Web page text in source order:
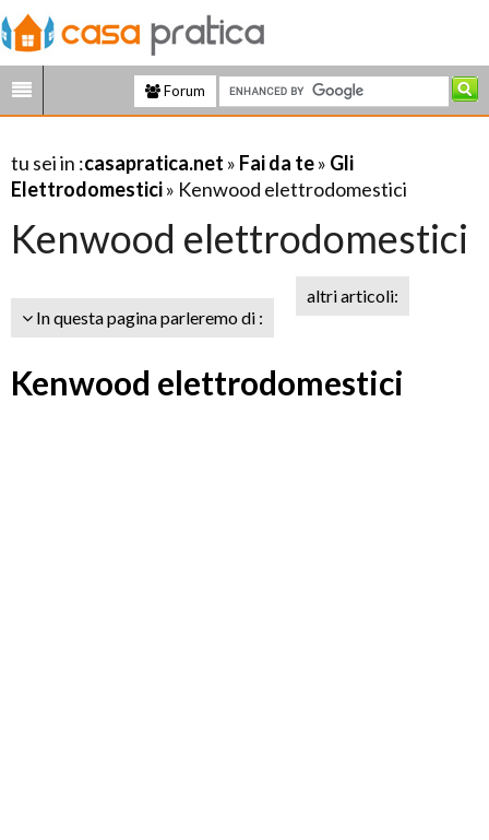
Forum
tu sei in :casapratica.net » Fai da te» Gli
Elettrodomestici» Kenwood elettrodomestici
Kenwood elettrodomestici
In questa pagina parleremo di :
altri articoli:
Kenwood elettrodomestici